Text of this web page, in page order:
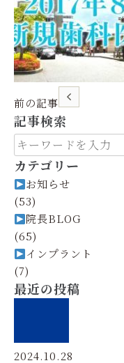
前の記事
記事検索
カテゴリー
お知らせ
(53)
院長BLOG
(65)
インプラント
(7)
最近の投稿
2024.10.28